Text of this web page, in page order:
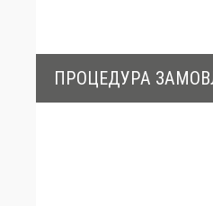
ПРОЦЕДУРА